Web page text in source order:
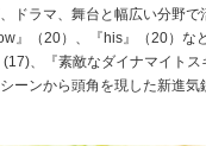
ドラマ、舞台と幅広い分野で
』（20）、『his』（20）な
、『素敵なダイナマイト
ーンから頭角を現した新進気